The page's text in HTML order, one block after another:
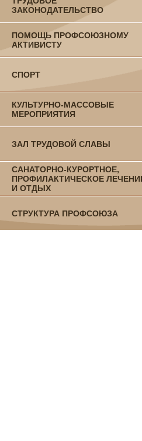
ЗАКОНОДАТЕЛЬСТВО
ПОМОЩЬ ПРОФСОЮЗНОМУ
АКТИВИСТУ
СПОРТ
КУЛЬТУРНО-МАССОВЫЕ
МЕРОПРИЯТИЯ
ЗАЛ ТРУДОВОЙ СЛАВЫ
САНАТОРНО-КУРОРТНОЕ,
ПРОФИЛАКТИЧЕСКОЕ
И ОТДЫХ
СТРУКТУРА ПРОФСОЮЗА